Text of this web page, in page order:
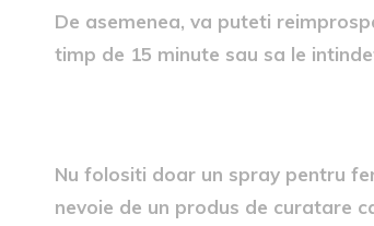
De asemenea, va puteti
timp de 15 minute sau sa le
Nu folositi doar un spray pentru
nevoie de un produs de curatare